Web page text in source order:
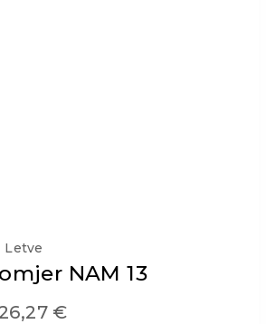
Letve
NAM 13
€